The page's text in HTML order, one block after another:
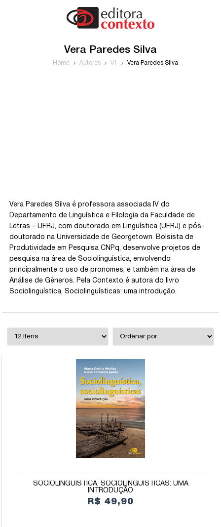
Vera Paredes Silva
Home Autores V1 Vera Paredes Silva
Vera Paredes Silva é professora associada IV do
Departamento de Linguística e Filologia da Faculdade de
Letras – UFRJ, com doutorado em Linguística (UFRJ) e pós-
doutorado na Universidade de Georgetown. Bolsista de
Produtividade em Pesquisa CNPq, desenvolve projetos de
pesquisa na área de Sociolinguística, envolvendo
principalmente o uso de pronomes, e também na área de
Análise de Gêneros. Pela Contexto é autora do livro
Sociolinguística, Sociolinguísticas: uma introdução.
SOCIOLINGUÍSTICA, SOCIOLINGUÍSTICAS: UMA
INTRODUÇÃO
R$ 49,90